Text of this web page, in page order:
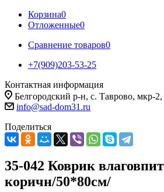
Корзина0
Отложенные0
Сравнение товаров0
+7(909)203-53-25
Контактная информация
Белгородский р-н, с. Таврово, мкр-
info@sad-dom31.ru
Поделиться
35-042 Коврик
коричн/50*80см/